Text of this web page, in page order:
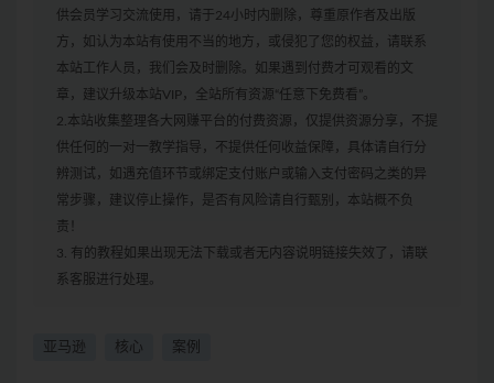
供会员学习交流使用，请于24小时内删除，尊重原作者及出版
方，如认为本站有使用不当的地方，或侵犯了您的权益，请联系
本站工作人员，我们会及时删除。如果遇到付费才可观看的文
章，建议升级本站VIP，全站所有资源“任意下免费看”。
2.本站收集整理各大网赚平台的付费资源，仅提供资源分享，不提
供任何的一对一教学指导，不提供任何收益保障，具体请自行分
辨测试，如遇充值环节或绑定支付账户或输入支付密码之类的异
常步骤，建议停止操作，是否有风险请自行甄别，本站概不负
责！
3. 有的教程如果出现无法下载或者无内容说明链接失效了，请联
系客服进行处理。
亚马逊 核心 案例